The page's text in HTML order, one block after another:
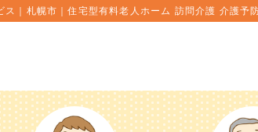
ス｜札幌市｜住宅型有料老人ホーム 訪問介護 介護